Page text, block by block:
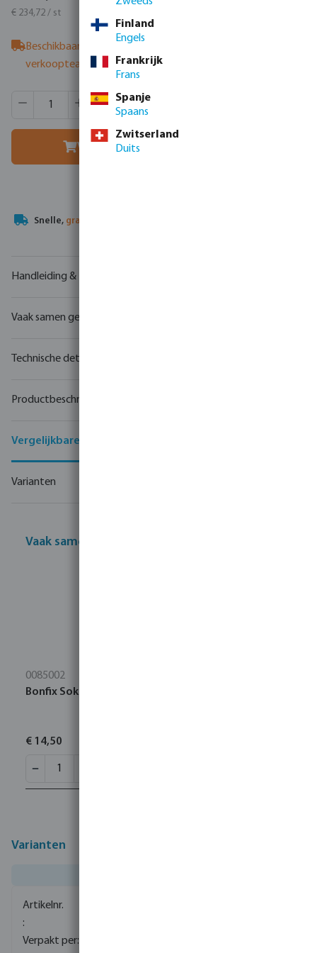
€ 234,72 / st
Beschikbaar bij leverancier
verkoopteam
Producthoeveelheid: Voer de gewenste hoeveelheid in of
Verpakt per:1 st
MSQ:
1 st
Voeg toe aan winkelmandje
Uw
Handleiding & tekeningen
Vaak samen gekocht
Technische details
Productbeschrijving
Vergelijkbare producten
Varianten
Vaak samen gekocht
0085002
Bonfix Sok RVS 316L 22 mm pers KIWA
€ 14,50
Varianten
Finland
Engels
Frankrijk
Frans
Spanje
Spaans
Zwitserland
Duits